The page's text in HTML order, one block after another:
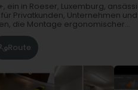
ein in Roeser, Luxemburg,
Privatkunden, Unternehmen
die Montage ergonomischer...
Route